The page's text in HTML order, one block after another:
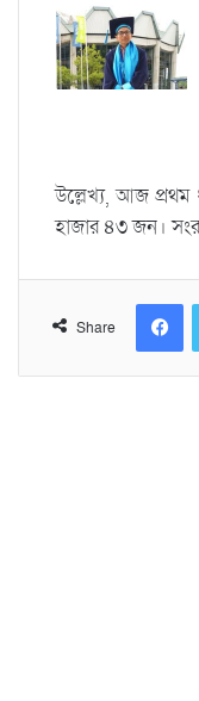
উল্লেখ্য, আজ প্রথম
হাজার ৪৩ জন।
Share